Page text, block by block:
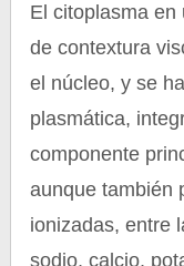
El citoplasma en
de contextura
el núcleo, y se
plasmática,
componente
aunque también
ionizadas, entre
sodio, calcio,